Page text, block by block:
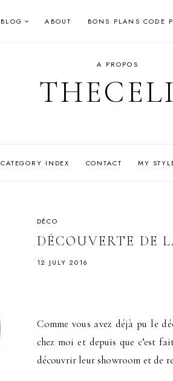
BLOG ABOUT BONS PLANS CODE
A PROPOS
CATEGORY INDEX CONTACT MY
DÉCO
DÉCOUVERTE DE
12 JULY 2016
Comme vous avez déjà pu le
chez moi et depuis que c’est
découvrir leur showroom et de